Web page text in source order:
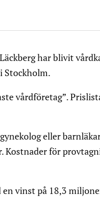
har blivit
Stockholm.
vårdföretag”.
eller
Kostnader för
vinst på 18,3